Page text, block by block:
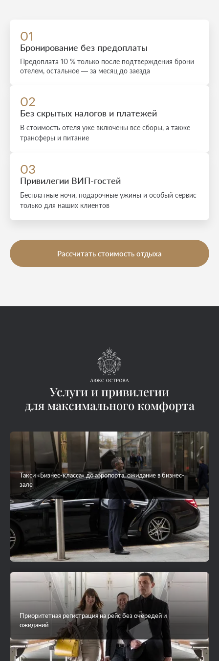
01
Бронирование без предоплаты
Предоплата 10 % только после подтверждения брони
отелем, остальное — за месяц до заезда
02
Без скрытых налогов и платежей
В стоимость отеля уже включены все сборы, а также
трансферы и питание
03
Привилегии ВИП-гостей
Бесплатные ночи, подарочные ужины и особый сервис
только для наших клиентов
Рассчитать стоимость отдыха
Услуги и привилегии
для максимального комфорта
Такси «Бизнес-класса» до аэропорта, ожидание в бизнес-
зале
VIP-трансфер до острова на яхте или гидросамолете
Приоритетная регистрация на рейс без очередей и
ожиданий